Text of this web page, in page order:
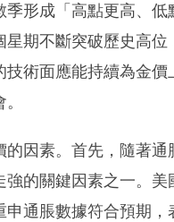
形成「高點更高、
期不斷突破歷史高
術面應能持續為金
因素。首先，隨著
的關鍵因素之一。
通脹數據符合預期